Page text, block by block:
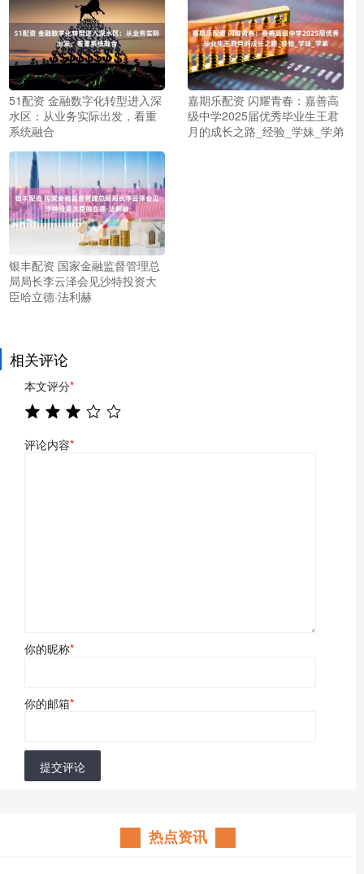
51配资 金融数字化转型进入深
水区：从业务实际出发，看重
系统融合
嘉期乐配资 闪耀青春：嘉善高
级中学2025届优秀毕业生王君
月的成长之路_经验_学妹_学弟
银丰配资 国家金融监督管理总
局局长李云泽会见沙特投资大
臣哈立德·法利赫
相关评论
本文评分*
评论内容*
你的昵称*
你的邮箱*
提交评论
热点资讯